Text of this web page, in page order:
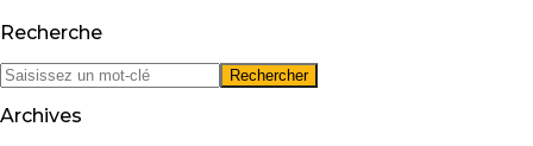
Recherche
Archives